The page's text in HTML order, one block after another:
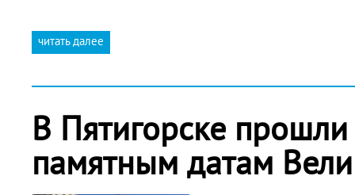
читать далее
В Пятигорске
памятным датам